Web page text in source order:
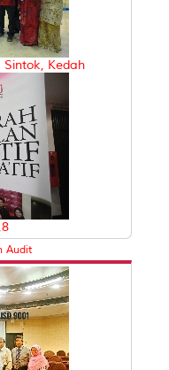
Sintok, Kedah
Audit